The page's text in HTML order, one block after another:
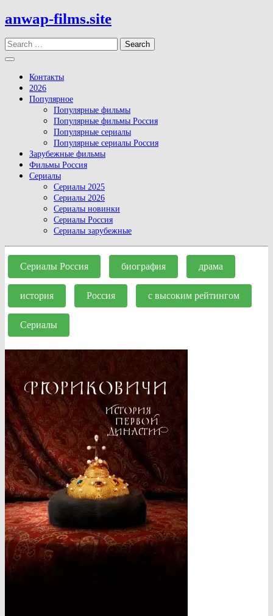
Skip
to
content
anwap-films.site
Search
Open
Button
Контакты
2026
Популярное
Популярные фильмы
Популярные фильмы Россия
Популярные сериалы
Популярные сериалы Россия
Зарубежные фильмы
Фильмы Россия
Сериалы
Сериалы 2025
Сериалы 2026
Сериалы новинки
Сериалы Россия
Сериалы зарубежные
Close
Button
Сериалы Россия биография драма
история Россия с высоким рейтингом
Сериалы